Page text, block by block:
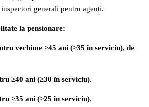
generali pentru agenți.
la pensionare:
vechime ≥45 ani (≥35 în serviciu), de
≥40 ani (≥30 în serviciu).
≥35 ani (≥25 în serviciu).